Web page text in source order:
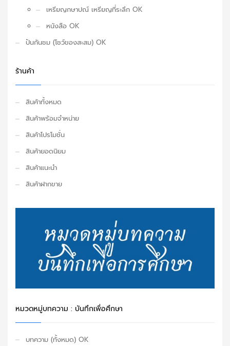
เหรียญกษาปณ์ เหรียญที่ระลึก OK
หนังสือ OK
ปันกันชม (โชว์ของสะสม) OK
ร้านค้า
สินค้าทั้งหมด
สินค้าพร้อมจำหน่าย
สินค้าโปรโมชั่น
สินค้ายอดนิยม
สินค้าแนะนำ
สินค้าฝากขาย
หมวดหมู่บทความ : บันทึกเพื่อศึกษา
บทความ (ทั้งหมด) OK